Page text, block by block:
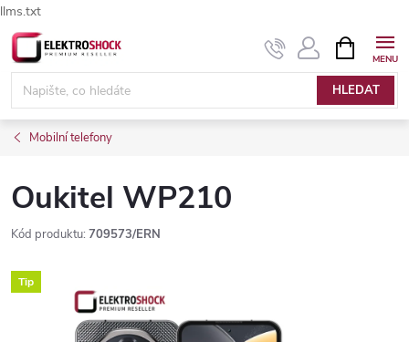
llms.txt
Přejít
na
obsah
HLEDAT
NÁKUPNÍ
KOŠÍK
Mobilní telefony
Oukitel WP210
Kód produktu: 709573/ERN
Tip
Elektroshock.cz - Chat